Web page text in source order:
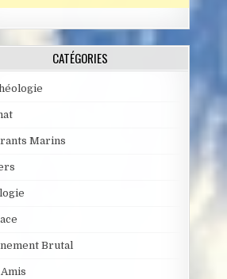
CATÉGORIES
Marins
Brutal